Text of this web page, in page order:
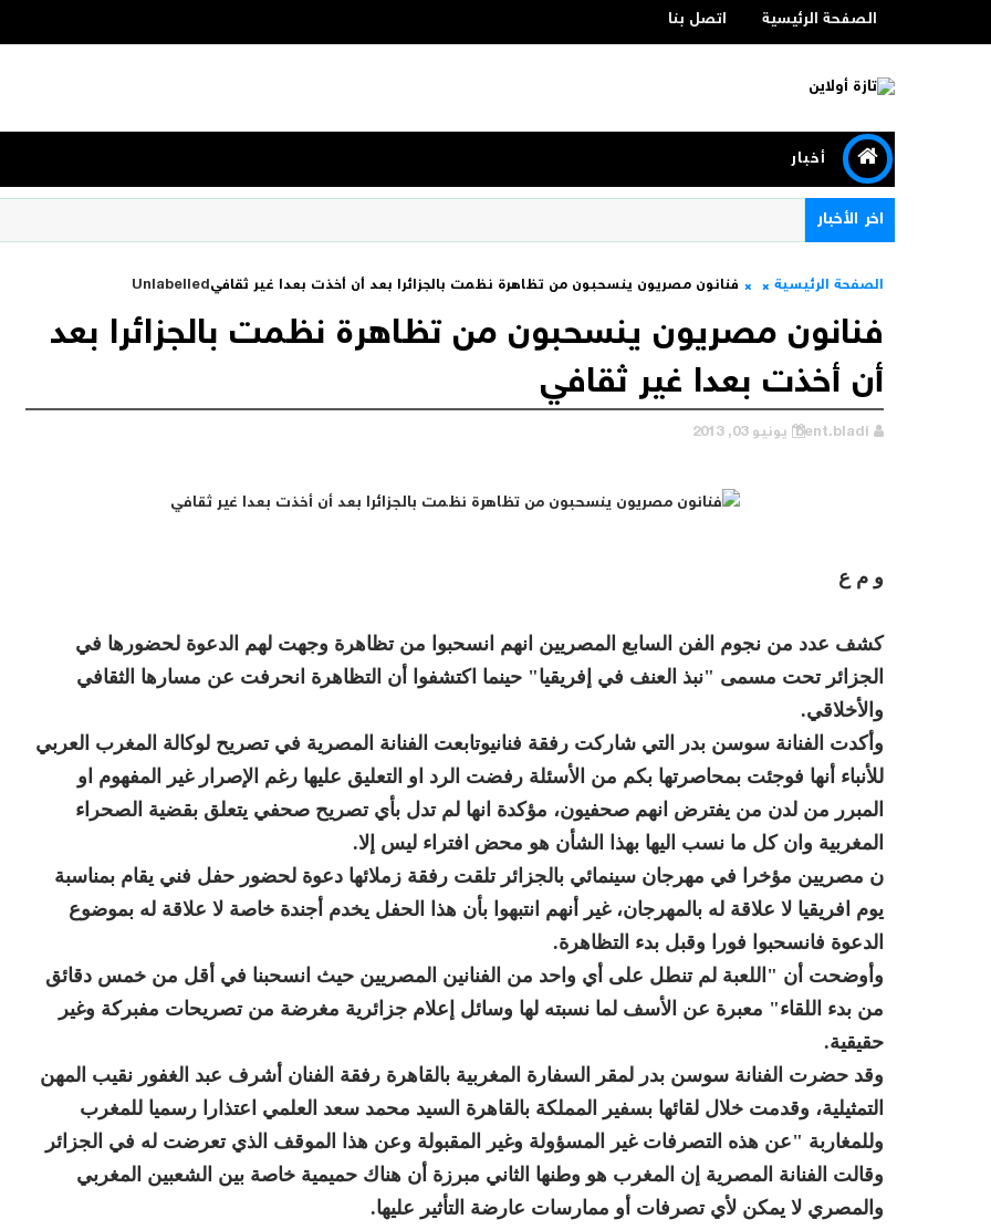
الصفحة الرئيسية اتصل بنا
أخبار
اخر الأخبار
الصفحة الرئيسية Unlabelledفنانون مصريون ينسحبون من تظاهرة نظمت بالجزائرا بعد أن أخذت بعدا غير ثقافي
فنانون مصريون ينسحبون من تظاهرة نظمت بالجزائرا بعد
أن أخذت بعدا غير ثقافي
bent.bladi يونيو 03, 2013
و م ع
كشف عدد من نجوم الفن السابع المصريين انهم انسحبوا من تظاهرة وجهت لهم الدعوة لحضورها في
الجزائر تحت مسمى "نبذ العنف في إفريقيا" حينما اكتشفوا أن التظاهرة انحرفت عن مسارها الثقافي
والأخلاقي.
وأكدت الفنانة سوسن بدر التي شاركت رفقة فنانيوتابعت الفنانة المصرية في تصريح لوكالة المغرب العربي
للأنباء أنها فوجئت بمحاصرتها بكم من الأسئلة رفضت الرد او التعليق عليها رغم الإصرار غير المفهوم او
المبرر من لدن من يفترض انهم صحفيون، مؤكدة انها لم تدل بأي تصريح صحفي يتعلق بقضية الصحراء
المغربية وان كل ما نسب اليها بهذا الشأن هو محض افتراء ليس إلا.
ن مصريين مؤخرا في مهرجان سينمائي بالجزائر تلقت رفقة زملائها دعوة لحضور حفل فني يقام بمناسبة
يوم افريقيا لا علاقة له بالمهرجان، غير أنهم انتبهوا بأن هذا الحفل يخدم أجندة خاصة لا علاقة له بموضوع
الدعوة فانسحبوا فورا وقبل بدء التظاهرة.
وأوضحت أن "اللعبة لم تنطل على أي واحد من الفنانين المصريين حيث انسحبنا في أقل من خمس دقائق
من بدء اللقاء" معبرة عن الأسف لما نسبته لها وسائل إعلام جزائرية مغرضة من تصريحات مفبركة وغير
حقيقية.
وقد حضرت الفنانة سوسن بدر لمقر السفارة المغربية بالقاهرة رفقة الفنان أشرف عبد الغفور نقيب المهن
التمثيلية، وقدمت خلال لقائها بسفير المملكة بالقاهرة السيد محمد سعد العلمي اعتذارا رسميا للمغرب
وللمغاربة "عن هذه التصرفات غير المسؤولة وغير المقبولة وعن هذا الموقف الذي تعرضت له في الجزائر
وقالت الفنانة المصرية إن المغرب هو وطنها الثاني مبرزة أن هناك حميمية خاصة بين الشعبين المغربي
والمصري لا يمكن لأي تصرفات أو ممارسات عارضة التأثير عليها.